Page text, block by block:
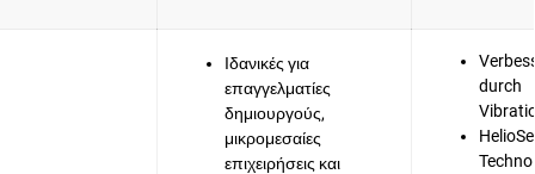
Ιδανικές για
επαγγελματίες
δημιουργούς,
μικρομεσαίες
επιχειρήσεις και
durch